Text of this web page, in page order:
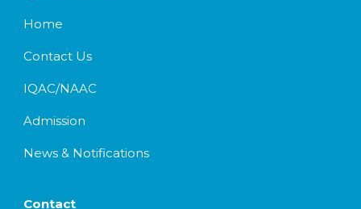
Home
Contact Us
IQAC/NAAC
Admission
News & Notifications
Contact